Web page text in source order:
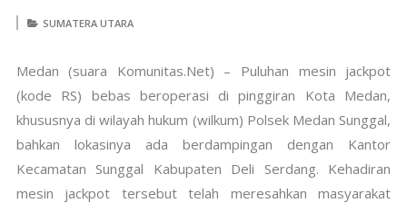
SUMATERA UTARA
Medan (suara Komunitas.Net) – Puluhan mesin jackpot
(kode RS) bebas beroperasi di pinggiran Kota Medan,
khususnya di wilayah hukum (wilkum) Polsek Medan Sunggal,
bahkan lokasinya ada berdampingan dengan Kantor
Kecamatan Sunggal Kabupaten Deli Serdang. Kehadiran
mesin jackpot tersebut telah meresahkan masyarakat